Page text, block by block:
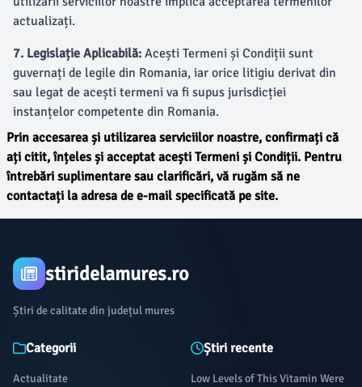
actualizați.
7. Legislație Aplicabilă: Acești Termeni și Condiții sunt
guvernați de legile din Romania, iar orice litigiu derivat din
sau legat de acești termeni va fi supus jurisdicției
instanțelor competente din Romania.
Prin accesarea și utilizarea serviciilor noastre, confirmați că
ați citit, înțeles și acceptat acești Termeni și Condiții. Pentru
întrebări suplimentare sau clarificări, vă rugăm să ne
contactați la adresa de e-mail specificată pe site.
stiridelamures.ro
Știri de calitate din județul mures
Categorii
Actualitate
Știri recente
Low Levels of This Vitamin Were